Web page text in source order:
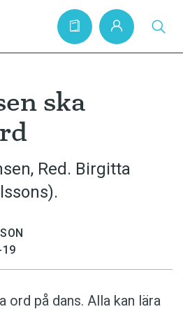
ska
Red. Birgitta
19
ord på dans. Alla kan lära